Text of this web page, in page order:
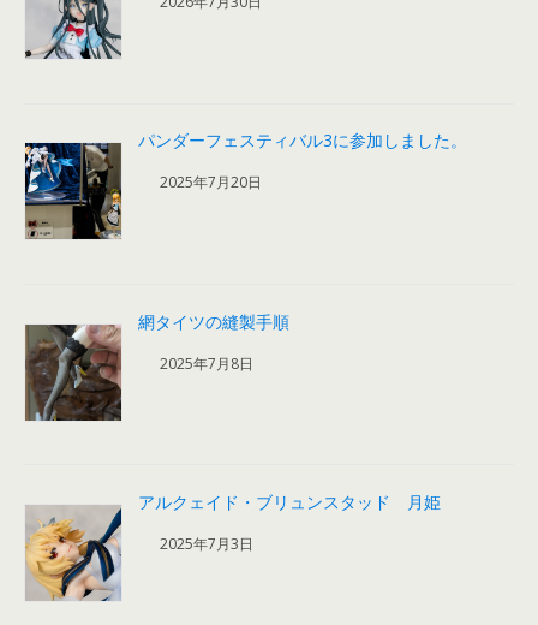
パンダーフェスティバル3に参加しました。
2025年7月20日
網タイツの縫製手順
2025年7月8日
アルクェイド・ブリュンスタッド 月姫
2025年7月3日